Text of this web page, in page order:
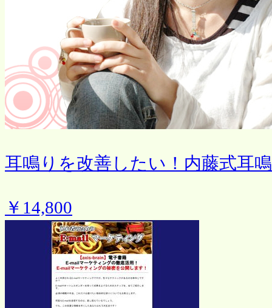
耳鳴りを改善したい！内藤式耳
￥14,800